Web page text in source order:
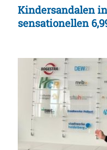
Kindersandalen
sensationellen